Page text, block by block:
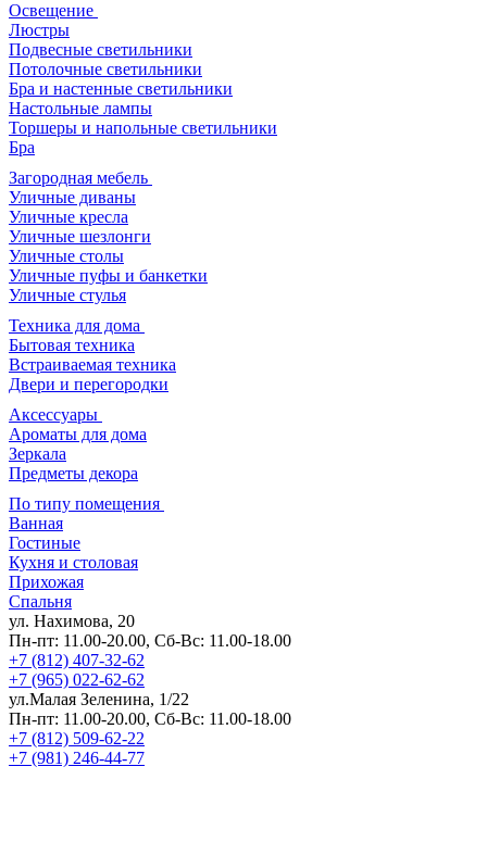
Освещение
Люстры
Подвесные светильники
Потолочные светильники
Бра и настенные светильники
Настольные лампы
Торшеры и напольные светильники
Бра
Загородная мебель
Уличные диваны
Уличные кресла
Уличные шезлонги
Уличные столы
Уличные пуфы и банкетки
Уличные стулья
Техника для дома
Бытовая техника
Встраиваемая техника
Двери и перегородки
Аксессуары
Ароматы для дома
Зеркала
Предметы декора
По типу помещения
Ванная
Гостиные
Кухня и столовая
Прихожая
Спальня
ул. Нахимова, 20
Пн-пт: 11.00-20.00, Сб-Вс: 11.00-18.00
+7 (812) 407-32-62
+7 (965) 022-62-62
ул.Малая Зеленина, 1/22
Пн-пт: 11.00-20.00, Сб-Вс: 11.00-18.00
+7 (812) 509-62-22
+7 (981) 246-44-77